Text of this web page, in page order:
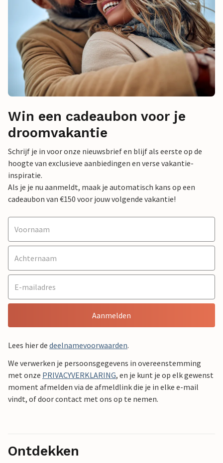
Win een cadeaubon voor je
droomvakantie
Schrijf je in voor onze nieuwsbrief en blijf als eerste op de
hoogte van exclusieve aanbiedingen en verse vakantie-
inspiratie.
Als je je nu aanmeldt, maak je automatisch kans op een
cadeaubon van €150 voor jouw volgende vakantie!
Aanmelden
Lees hier de deelnamevoorwaarden.
We verwerken je persoonsgegevens in overeenstemming
met onze PRIVACYVERKLARING, en je kunt je op elk gewenst
moment afmelden via de afmeldlink die je in elke e-mail
vindt, of door contact met ons op te nemen.
Ontdekken